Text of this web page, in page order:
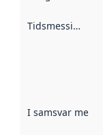
Tidsmessig avgrensning
I samsvar med